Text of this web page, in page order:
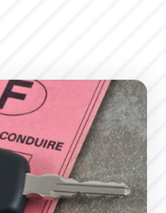
lauréats est connue